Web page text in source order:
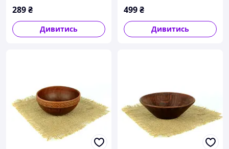
289₴
Дивитись
499₴
Дивитись